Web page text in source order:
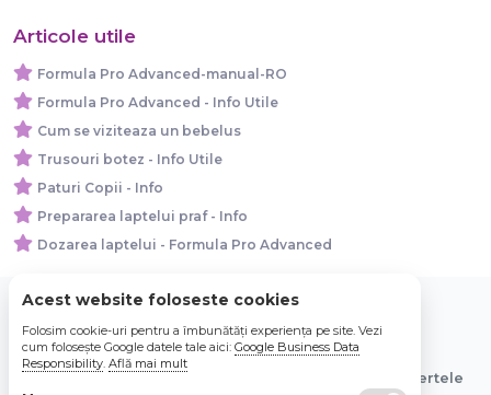
Articole utile
Formula Pro Advanced-manual-RO
Formula Pro Advanced - Info Utile
Cum se viziteaza un bebelus
Trusouri botez - Info Utile
Paturi Copii - Info
Prepararea laptelui praf - Info
Dozarea laptelui - Formula Pro Advanced
© 2026 Bebe Nou Online Store SRL
Toate preturile sunt exprimate in lei si includ tva. Ofertele
Acest website foloseste cookies
Folosim cookie-uri pentru a îmbunătăți experiența pe site. Vezi
cum folosește Google datele tale aici: Google Business Data
Responsibility. Află mai mult